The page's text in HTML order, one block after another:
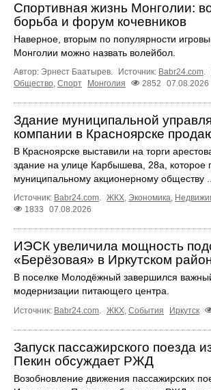
Спортивная жизнь Монголии:
борьба и форум кочевников
Наверное, вторым по популярности
Монголии можно назвать волейбол.
Автор: Эрнест Баатырев. Источник: Babr24.com.
Общество, Спорт Монголия 2852 07.08.2026
Здание муниципальной
компании в Красноярске
В Красноярске выставили на торги
здание на улице Карбышева, 28а, которое
муниципальному акционерному обществу
Источник: Babr24.com. ЖКХ, Экономика,
1833
07.08.2026
ИЭСК увеличила мощность
«Берёзовая» в Иркутском
В поселке Молодёжный завершился
модернизации питающего центра.
Источник: Babr24.com. ЖКХ, События Иркутск
Запуск пассажирского поезда
Пекин обсуждает РЖД
Возобновление движения пассажирских